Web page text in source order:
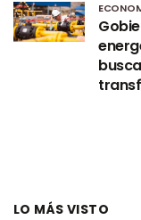
LO MÁS VISTO